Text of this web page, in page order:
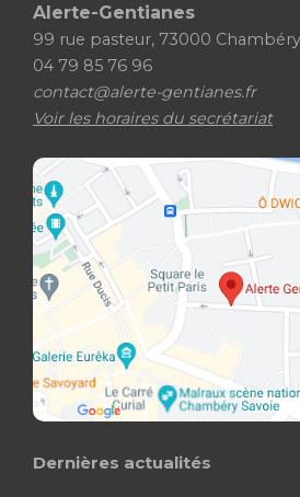
Alerte-Gentianes
99 rue pasteur, 73000 Chambéry
04 79 85 76 96
contact@alerte-gentianes.fr
Voir les horaires du secrétariat
Dernières actualités